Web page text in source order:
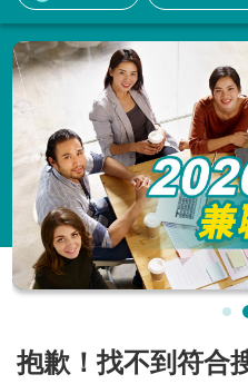
抱歉！找不到符合